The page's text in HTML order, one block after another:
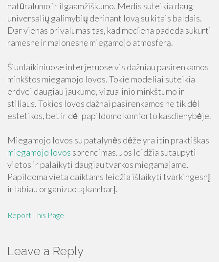
natūralumo ir ilgaamžiškumo. Medis suteikia daug
universalių galimybių derinant lovą su kitais baldais.
Dar vienas privalumas tas, kad mediena padeda sukurti
ramesnę ir malonesnę miegamojo atmosferą.
Šiuolaikiniuose interjeruose vis dažniau pasirenkamos
minkštos miegamojo lovos. Tokie modeliai suteikia
erdvei daugiau jaukumo, vizualinio minkštumo ir
stiliaus. Tokios lovos dažnai pasirenkamos ne tik dėl
estetikos, bet ir dėl papildomo komforto kasdienybėje.
Miegamojo lovos su patalynės dėže yra itin praktiškas
miegamojo lovos sprendimas. Jos leidžia sutaupyti
vietos ir palaikyti daugiau tvarkos miegamajame.
Papildoma vieta daiktams leidžia išlaikyti tvarkingesnį
ir labiau organizuotą kambarį.
Report This Page
Leave a Reply